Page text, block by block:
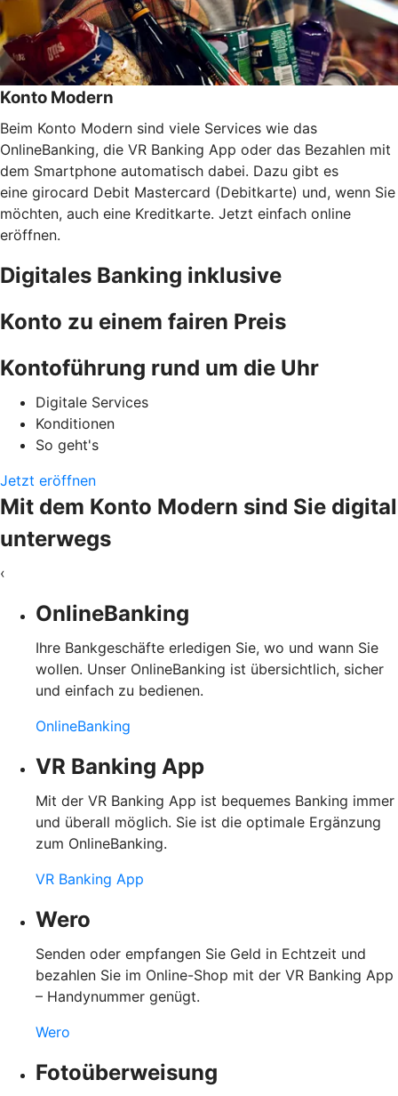
Konto Modern
Beim Konto Modern sind viele Services wie das
OnlineBanking, die VR Banking App oder das Bezahlen mit
dem Smartphone automatisch dabei. Dazu gibt es
eine girocard Debit Mastercard (Debitkarte) und, wenn Sie
möchten, auch eine Kreditkarte. Jetzt einfach online
eröffnen.
Digitales Banking inklusive
Konto zu einem fairen Preis
Kontoführung rund um die Uhr
Digitale Services
Konditionen
So geht's
Jetzt eröffnen
Mit dem Konto Modern sind Sie digital
unterwegs
‹
OnlineBanking
Ihre Bankgeschäfte erledigen Sie, wo und wann Sie
wollen. Unser OnlineBanking ist übersichtlich, sicher
und einfach zu bedienen.
OnlineBanking
VR Banking App
Mit der VR Banking App ist bequemes Banking immer
und überall möglich. Sie ist die optimale Ergänzung
zum OnlineBanking.
VR Banking App
Wero
Senden oder empfangen Sie Geld in Echtzeit und
bezahlen Sie im Online-Shop mit der VR Banking App
– Handynummer genügt.
Wero
Fotoüberweisung